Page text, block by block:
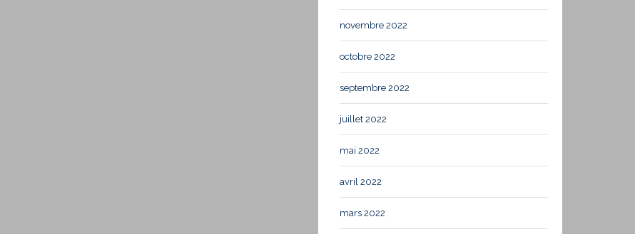
novembre 2022
octobre 2022
septembre 2022
juillet 2022
mai 2022
avril 2022
mars 2022